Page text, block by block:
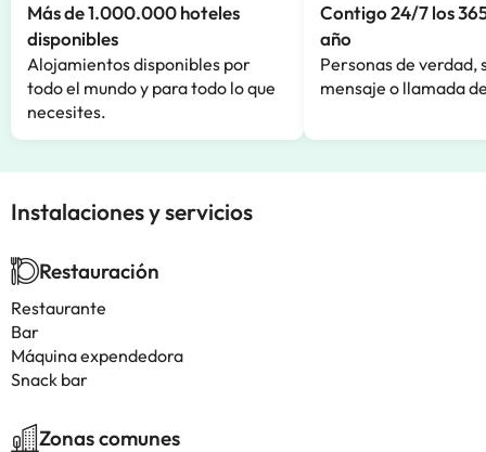
Más de 1.000.000 hoteles
disponibles
Alojamientos disponibles por
todo el mundo y para todo lo que
necesites.
Contigo 24/7 los
año
Personas de verdad,
mensaje o llamada
Instalaciones y servicios
Restauración
Restaurante
Bar
Máquina expendedora
Snack bar
Zonas comunes